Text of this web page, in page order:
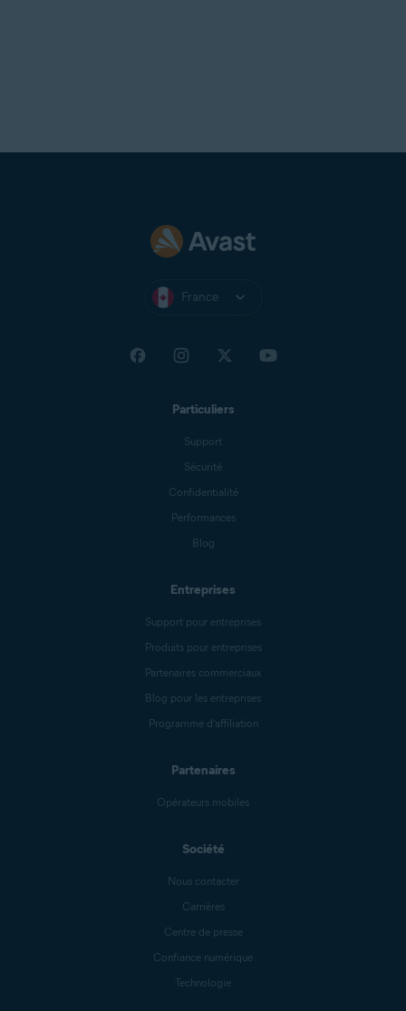
France
Particuliers
Support
Sécurité
Confidentialité
Performances
Blog
Entreprises
Support pour entreprises
Produits pour entreprises
Partenaires commerciaux
Blog pour les entreprises
Programme d’affiliation
Partenaires
Opérateurs mobiles
Société
Nous contacter
Carrières
Centre de presse
Confiance numérique
Technologie